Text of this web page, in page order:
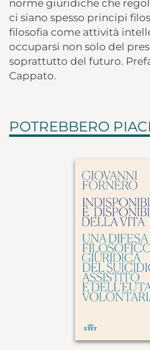
norme giuridiche che
ci siano spesso principi
filosofia come attività
occuparsi non solo del
soprattutto del futuro.
Cappato.
POTREBBERO